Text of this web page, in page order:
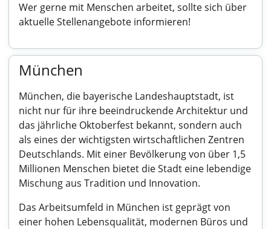
Wer gerne mit Menschen arbeitet, sollte sich über
aktuelle Stellenangebote informieren!
München
München, die bayerische Landeshauptstadt, ist
nicht nur für ihre beeindruckende Architektur und
das jährliche Oktoberfest bekannt, sondern auch
als eines der wichtigsten wirtschaftlichen Zentren
Deutschlands. Mit einer Bevölkerung von über 1,5
Millionen Menschen bietet die Stadt eine lebendige
Mischung aus Tradition und Innovation.
Das Arbeitsumfeld in München ist geprägt von
einer hohen Lebensqualität, modernen Büros und